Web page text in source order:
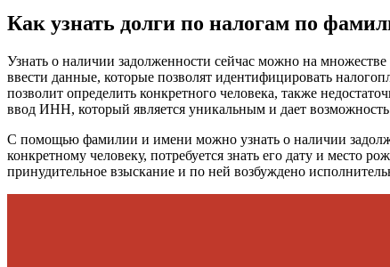
Как узнать долги по налогам по
Узнать о наличии задолженности сейчас можно на
ввести данные, которые позволят идентифицировать
позволит определить конкретного человека, также
ввод ИНН, который является уникальным и дает
С помощью фамилии и имени можно узнать о наличии
конкретному человеку, потребуется знать его дату и место
принудительное взыскание и по ней возбуждено